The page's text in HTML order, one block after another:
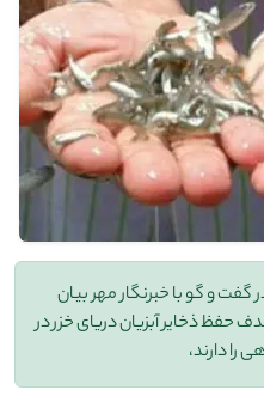
گفت و گو با خبرنگار مهر بیان
حفظ ذخایر آبزیان دریای خزر در
را دارند،